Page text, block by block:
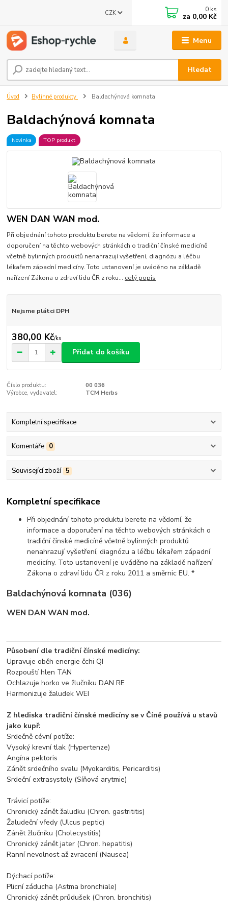
Menu
CZK
Hledat
0 ks
za 0,00 Kč
Úvod Bylinné produkty Baldachýnová komnata
Baldachýnová komnata
Novinka TOP produkt
WEN DAN WAN mod.
Při objednání tohoto produktu berete na vědomí, že informace a
doporučení na těchto webových stránkách o tradiční čínské medicíně
včetně bylinných produktů nenahrazují vyšetření, diagnózu a léčbu
lékařem západní medicíny. Toto ustanovení je uváděno na základě
nařízení Zákona o zdraví lidu ČR z roku... celý popis
Nejsme plátci DPH
380,00 Kč/ks
Přidat do košíku
Číslo produktu:
00 036
Výrobce, vydavatel:
TCM Herbs
Kompletní specifikace
Komentáře 0
Související zboží 5
Kompletní specifikace
Při objednání tohoto produktu berete na vědomí, že
informace a doporučení na těchto webových stránkách o
tradiční čínské medicíně včetně bylinných produktů
nenahrazují vyšetření, diagnózu a léčbu lékařem západní
medicíny. Toto ustanovení je uváděno na základě nařízení
Zákona o zdraví lidu ČR z roku 2011 a směrnic EU. *
Baldachýnová komnata (036)
WEN DAN WAN mod.
Působení dle tradiční čínské medicíny:
Upravuje oběh energie čchi QI
Rozpouští hlen TAN
Ochlazuje horko ve žlučníku DAN RE
Harmonizuje žaludek WEI
Z hlediska tradiční čínské medicíny se v Číně používá u stavů
jako kupř:
Srdečně cévní potíže:
Vysoký krevní tlak (Hypertenze)
Angína pektoris
Zánět srdečního svalu (Myokarditis, Pericarditis)
Srdeční extrasystoly (Síňová arytmie)
Trávicí potíže:
Chronický zánět žaludku (Chron. gastrititis)
Žaludeční vředy (Ulcus peptic)
Zánět žlučníku (Cholecystitis)
Chronický zánět jater (Chron. hepatitis)
Ranní nevolnost až zvracení (Nausea)
Dýchací potíže:
Plicní záducha (Astma bronchiale)
Chronický zánět průdušek (Chron. bronchitis)